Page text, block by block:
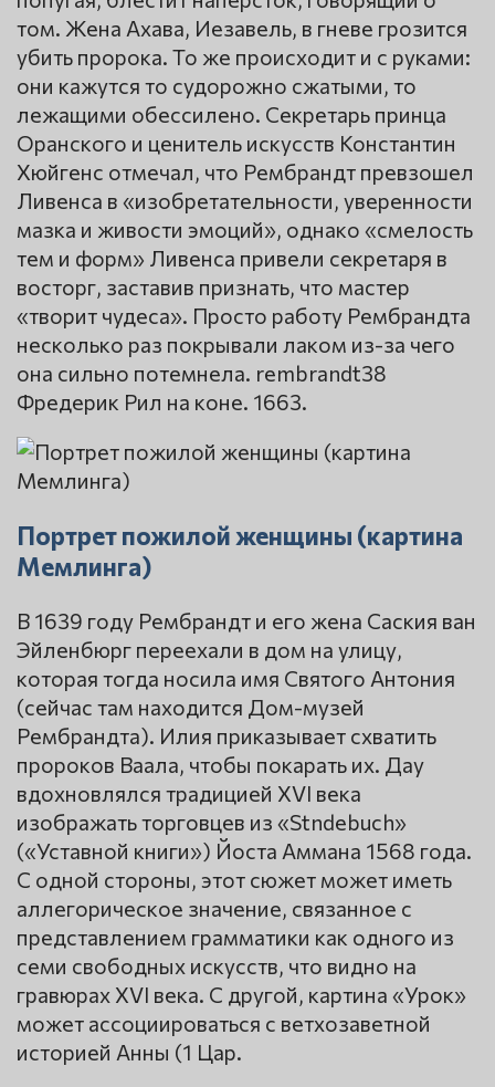
том. Жена Ахава, Иезавель, в гневе грозится
убить пророка. То же происходит и с руками:
они кажутся то судорожно сжатыми, то
лежащими обессилено. Секретарь принца
Оранского и ценитель искусств Константин
Хюйгенс отмечал, что Рембрандт превзошел
Ливенса в «изобретательности, уверенности
мазка и живости эмоций», однако «смелость
тем и форм» Ливенса привели секретаря в
восторг, заставив признать, что мастер
«творит чудеса». Просто работу Рембрандта
несколько раз покрывали лаком из-за чего
она сильно потемнела. rembrandt38
Фредерик Рил на коне. 1663.
Портрет пожилой женщины (картина
Мемлинга)
В 1639 году Рембрандт и его жена Саския ван
Эйленбюрг переехали в дом на улицу,
которая тогда носила имя Святого Антония
(сейчас там находится Дом-музей
Рембрандта). Илия приказывает схватить
пророков Ваала, чтобы покарать их. Дау
вдохновлялся традицией XVI века
изображать торговцев из «Stndebuch»
(«Уставной книги») Йоста Аммана 1568 года.
С одной стороны, этот сюжет может иметь
аллегорическое значение, связанное с
представлением грамматики как одного из
семи свободных искусств, что видно на
гравюрах XVI века. С другой, картина «Урок»
может ассоциироваться с ветхозаветной
историей Анны (1 Цар.